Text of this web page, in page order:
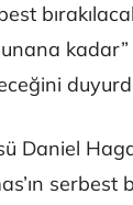
Daniel
serbest